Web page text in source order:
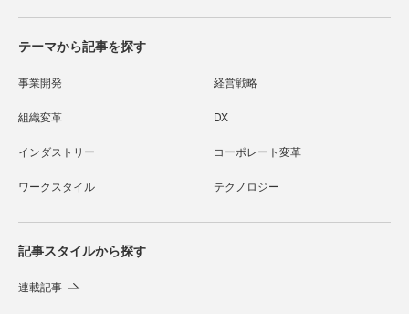
テーマから記事を探す
事業開発 経営戦略
組織変革 DX
インダストリー コーポレート変革
ワークスタイル テクノロジー
記事スタイルから探す
連載記事